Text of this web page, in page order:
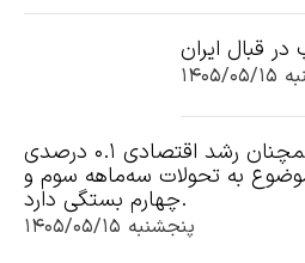
قبال ایران
۱۵
نازاری: سناریوی پایه همچنان رشد اقتصادی ۰.۱ درصدی
به تحولات سه‌ماهه سوم و
چهارم بستگی دارد.
پنجشنبه ۱۴۰۵/۰۵/۱۵